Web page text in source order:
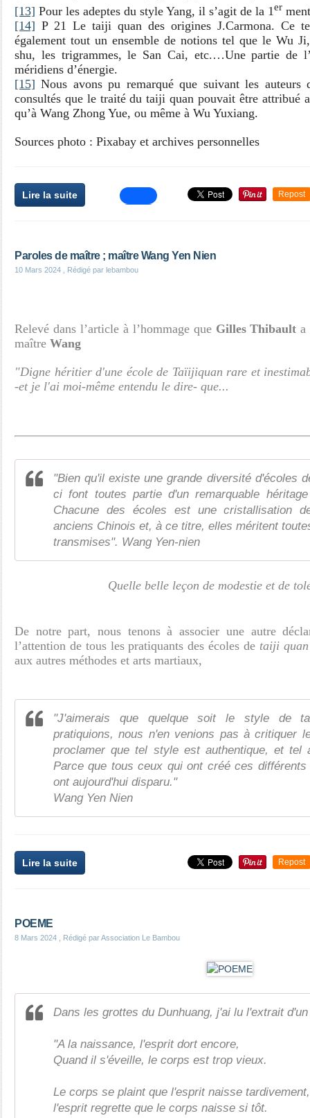
[13] Pour les adeptes du style Yang, il s’agit de la 1er
[14] P 21 Le taiji quan des origines J.Carmona. Ce
également tout un ensemble de notions tel que le Wu
shu, les trigrammes, le San Cai, etc.…Une partie de
méridiens d’énergie.
[15] Nous avons pu remarqué que suivant les auteurs
consultés que le traité du taiji quan pouvait être attribué
qu’à Wang Zhong Yue, ou même à Wu Yuxiang.
Sources photo : Pixabay et archives personnelles
Lire la suite Repost
Paroles de maître ; maître Wang Yen Nien
10 Mars 2024 , Rédigé par lebambou
Relevé dans l’article à l’hommage que Gilles Thibault a
maître Wang
"Digne héritier d'une école de Taïijiquan rare et
-et je l'ai moi-même entendu le dire- que...
"Bien qu'il existe une grande diversité d'écoles
ci font toutes partie d'un remarquable
Chacune des écoles est une cristallisation
anciens Chinois et, à ce titre, elles méritent
transmises". Wang Yen-nien
Quelle belle leçon de modestie et de
De notre part, nous tenons à associer une autre
l’attention de tous les pratiquants des écoles de taiji quan
aux autres méthodes et arts martiaux,
"J'aimerais que quelque soit le style de
pratiquions, nous n'en venions pas à critiquer
proclamer que tel style est authentique, et tel
Parce que tous ceux qui ont créé ces
ont aujourd'hui disparu."
Wang Yen Nien
Lire la suite Repost
POEME
8 Mars 2024 , Rédigé par Association Le Bambou
Dans les grottes du Dunhuang, j'ai lu l'extrait
"A la naissance, l'esprit dort encore,
Quand il s'éveille, le corps est trop vieux.
Le corps se plaint que l'esprit naisse tardivement,
l'esprit regrette que le corps naisse si tôt.